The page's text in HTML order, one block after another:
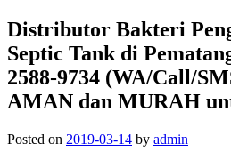
Distributor Bakteri
Septic Tank di
2588-9734 (WA/Call/
AMAN dan MURAH
Posted on 2019-03-14 by admin